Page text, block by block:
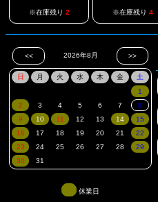
※在庫残り 2 ※在庫残り 4
休業日